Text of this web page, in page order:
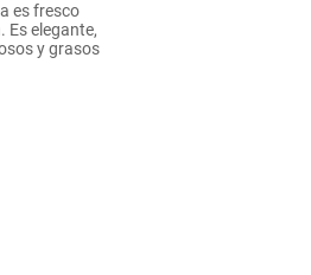
es fresco
Es elegante,
y grasos